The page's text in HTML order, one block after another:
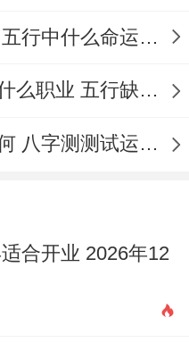
、开业（开市）、
行商业合作，签订
天.
祈福、出火跟入
五行属什么的命运最好 五行中什么命运势旺盛
五行缺火的人适合从事什么职业 五行缺火的人适合从事的职业有哪些
如何测试自己的运势如何 八字测测试运运程
合开业 2026年12